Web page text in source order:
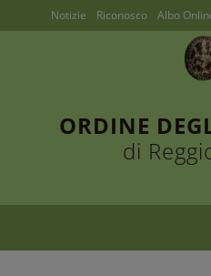
ORDINE
di
Notizie Riconosco Albo